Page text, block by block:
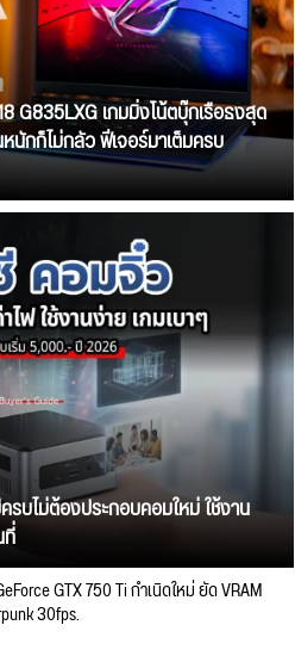
G835LXG เกมมิ่งโน้ตบุ๊กเรือธงสุด
กก็ไม่กลัว ฟีเจอร์มาเต็มครบ
บไม่ต้องประกอบคอมใหม่ ใช้งาน
GTX 750 Ti กำเนิดใหม่ ยัด VRAM
30fps.